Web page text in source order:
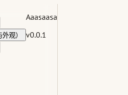
观）
Aaasaasa
v0.0.1